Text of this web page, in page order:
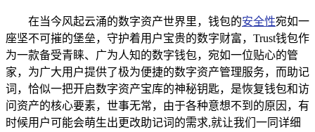
在当今风起云涌的数字资产世界里，钱包的安全性宛如一
座坚不可摧的堡垒，守护着用户宝贵的数字财富，Trust钱包作
为一款备受青睐、广为人知的数字钱包，宛如一位贴心的管
家，为广大用户提供了极为便捷的数字资产管理服务，而助记
词，恰似一把开启数字资产宝库的神秘钥匙，是恢复钱包和访
问资产的核心要素，世事无常，由于各种意想不到的原因，有
时候用户可能会萌生出更改助记词的需求,就让我们一同详细